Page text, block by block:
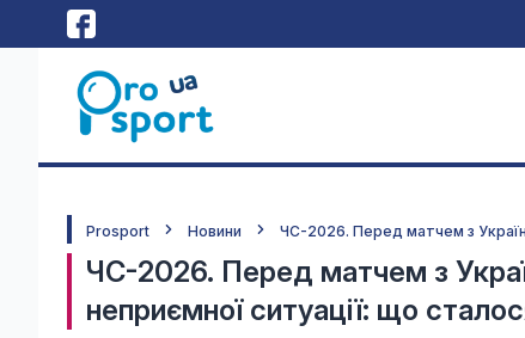
Prosport Новини ЧС-2026. Перед матчем з
ЧС-2026. Перед матчем з
неприємної ситуації: що